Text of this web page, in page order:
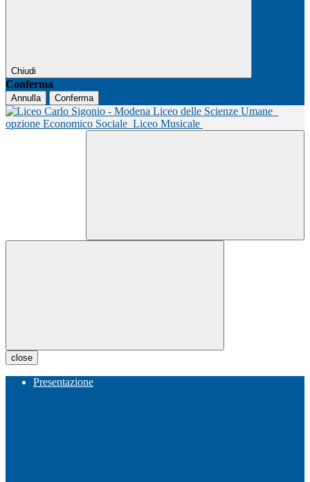
Chiudi
Conferma
Annulla Conferma
Liceo delle Scienze Umane
opzione Economico Sociale Liceo Musicale
close
Presentazione